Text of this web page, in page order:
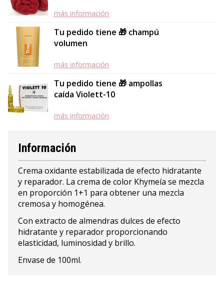
más información
Tu pedido tiene 🎁 champú
volumen
más información
Tu pedido tiene 🎁 ampollas
caída Violett-10
más información
Información
Crema oxidante estabilizada de efecto hidratante
y reparador. La crema de color Khymeía se mezcla
en proporción 1+1 para obtener una mezcla
cremosa y homogénea.
Con extracto de almendras dulces de efecto
hidratante y reparador proporcionando
elasticidad, luminosidad y brillo.
Envase de 100ml.